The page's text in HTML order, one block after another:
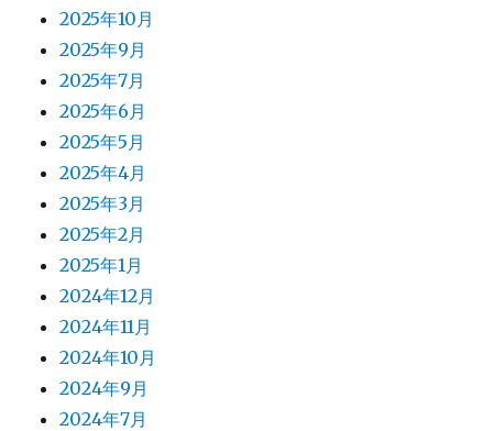
2025年10月
2025年9月
2025年7月
2025年6月
2025年5月
2025年4月
2025年3月
2025年2月
2025年1月
2024年12月
2024年11月
2024年10月
2024年9月
2024年7月